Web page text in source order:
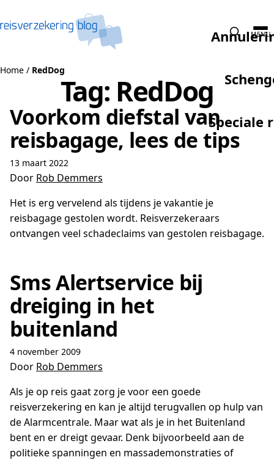
Speciale
MENU
Home / RedDog
Tag: RedDog
Voorkom diefstal van
reisbagage, lees de tips
13 maart 2022
Door Rob Demmers
Het is erg vervelend als tijdens je vakantie je
reisbagage gestolen wordt. Reisverzekeraars
ontvangen veel schadeclaims van gestolen reisbagage.
Sms Alertservice bij
dreiging in het
buitenland
4 november 2009
Door Rob Demmers
Als je op reis gaat zorg je voor een goede
reisverzekering en kan je altijd terugvallen op hulp van
de Alarmcentrale. Maar wat als je in het Buitenland
bent en er dreigt gevaar. Denk bijvoorbeeld aan de
politieke spanningen en massademonstraties of